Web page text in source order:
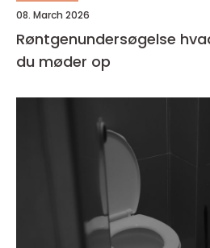
08. March 2026
Røntgenundersøgelse hvad du skal vide, før
du møder op